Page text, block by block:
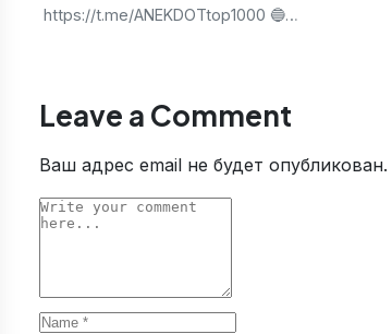
https://t.me/ANEKDOTtop1000 🔵…
Leave a Comment
Ваш адрес email не будет опубликован.
Comment
Name